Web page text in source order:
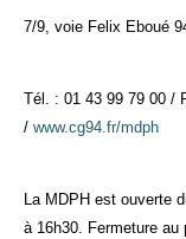
7/9, voie Felix Eboué
Tél. : 01 43 99 79 00 /
/ www.cg94.fr/mdph
La MDPH est ouverte
à 16h30. Fermeture